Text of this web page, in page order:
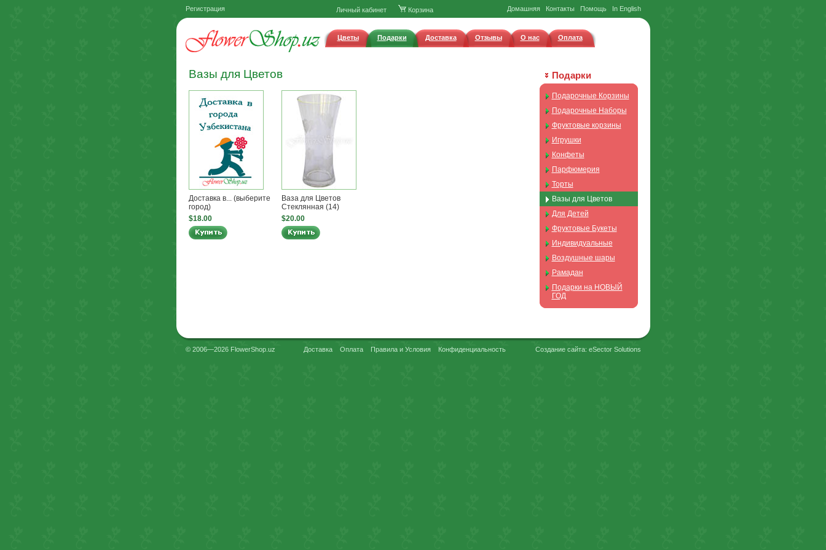
Регистрация Домашняя Контакты Помощь In English
Личный кабинет Корзина
Цветы Подарки Доставка Отзывы О нас Оплата
Вазы для Цветов
Доставка в... (выберите
город)
$18.00
Ваза для Цветов
Стеклянная (14)
$20.00
Подарки
Подарочные Корзины
Подарочные Наборы
Фруктовые корзины
Игрушки
Конфеты
Парфюмерия
Торты
Вазы для Цветов
Для Детей
Фруктовые Букеты
Индивидуальные
Воздушные шары
Рамадан
Подарки на НОВЫЙ
ГОД
© 2006—2026 FlowerShop.uz Доставка Оплата Правила и Условия Конфиденциальность Создание сайта: eSector Solutions